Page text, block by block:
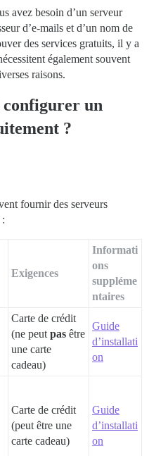
avez besoin d’un serveur
d’e-mails et d’un nom de
des services gratuits, il y a
également souvent
raisons.
un
?
fournir des serveurs
Exigences
Informati
ons
suppléme
ntaires
Carte de crédit
(ne peut pas être
une carte
cadeau)
Guide
d’installati
on
Carte de crédit
(peut être une
carte cadeau)
Guide
d’installati
on